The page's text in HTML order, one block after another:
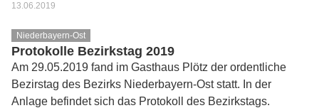
13.06.2019
Niederbayern-Ost
Protokolle Bezirkstag 2019
Am 29.05.2019 fand im Gasthaus Plötz der ordentliche
Bezirstag des Bezirks Niederbayern-Ost statt. In der
Anlage befindet sich das Protokoll des Bezirkstags.